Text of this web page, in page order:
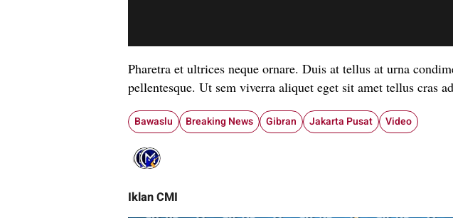
Pharetra et ultrices neque ornare. Duis at tellus at urna
pellentesque. Ut sem viverra aliquet eget sit amet tellus cras
Bawaslu Breaking News Gibran Jakarta Pusat Video
Iklan CMI